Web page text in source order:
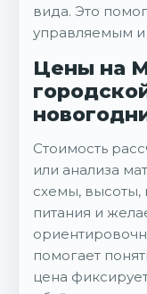
вида. Это
управляемым и
Цены на
Стоимость
или анализа
схемы, высоты,
питания и
помогает
цена